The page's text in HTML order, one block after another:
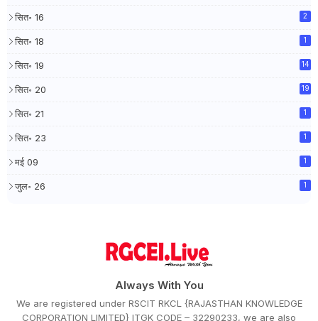
सित॰ 16 2
सित॰ 18 1
सित॰ 19 14
सित॰ 20 19
सित॰ 21 1
सित॰ 23 1
मई 09 1
जुल॰ 26 1
Always With You
We are registered under RSCIT RKCL {RAJASTHAN KNOWLEDGE
CORPORATION LIMITED} ITGK CODE – 32290233, we are also